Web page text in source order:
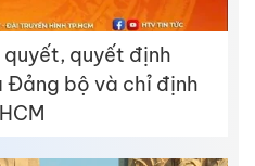
quyết định
Đảng bộ và chỉ định